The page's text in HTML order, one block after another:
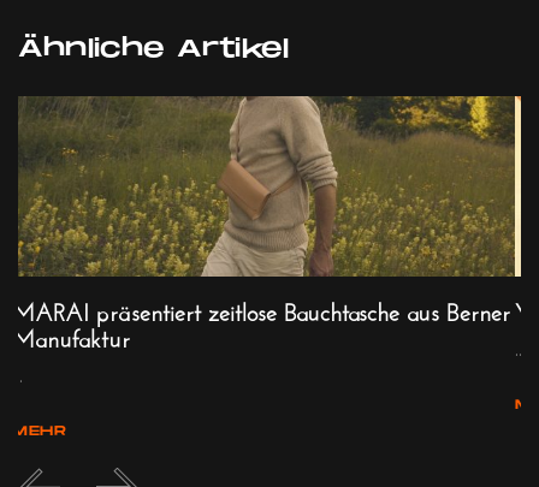
Ähnliche Artikel
MARAI präsentiert zeitlose Bauchtasche aus Berner
Manufaktur
...
MEHR
...